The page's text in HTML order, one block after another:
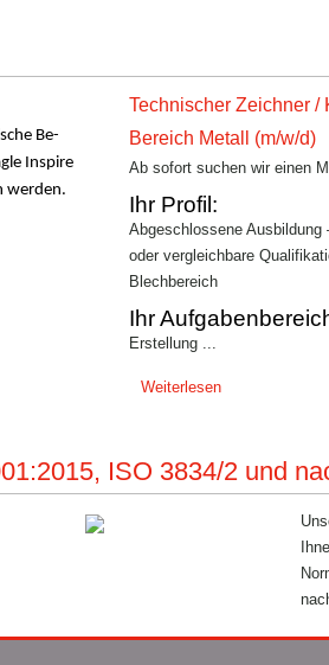
Be-
Inspire
werden.
Technischer Zeichner /
Bereich Metall (m/w/d)
Ab sofort suchen wir einen
Ihr Profil:
Abgeschlossene Ausbildung
oder vergleichbare
Blechbereich
Ihr
Erstellung ...
Weiterlesen
ISO 3834/2 und